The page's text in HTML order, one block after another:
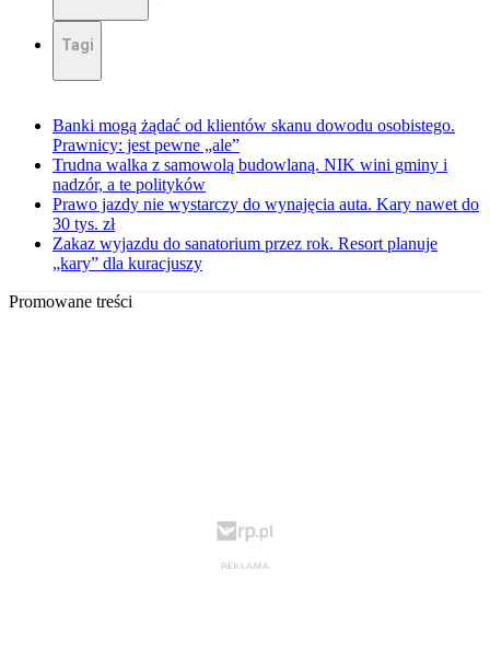
Tagi
Banki mogą żądać od klientów skanu dowodu osobistego.
Prawnicy: jest pewne „ale”
Trudna walka z samowolą budowlaną. NIK wini gminy i
nadzór, a te polityków
Prawo jazdy nie wystarczy do wynajęcia auta. Kary nawet do
30 tys. zł
Zakaz wyjazdu do sanatorium przez rok. Resort planuje
„kary” dla kuracjuszy
Promowane treści